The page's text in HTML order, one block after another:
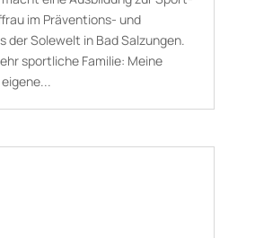
im Präventions- und
der Solewelt in Bad Salzungen.
sportliche Familie: Meine